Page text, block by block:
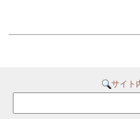
サイト